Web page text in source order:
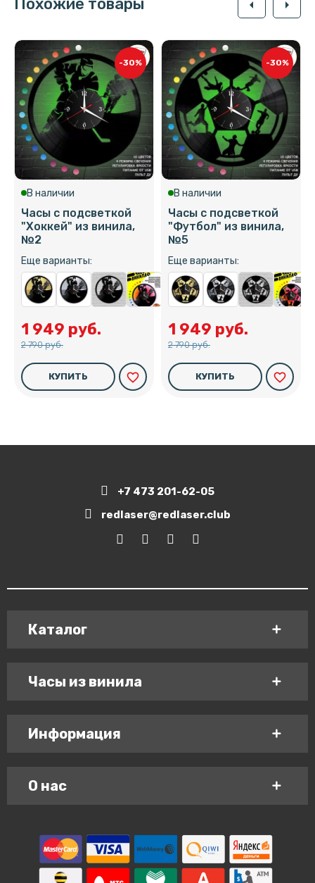
arrow_left arrow_right
-30%
В наличии
Часы с подсветкой
"Хоккей" из винила,
№2
Еще варианты:
1 949 руб.
2 790 руб.
КУПИТЬ favorite_border
-30%
В наличии
Часы с подсветкой
"Футбол" из винила,
№5
Еще варианты:
1 949 руб.
2 790 руб.
КУПИТЬ favorite_border
+7 473 201-62-05
redlaser@redlaser.club
Каталог
Часы из винила
Информация
О нас